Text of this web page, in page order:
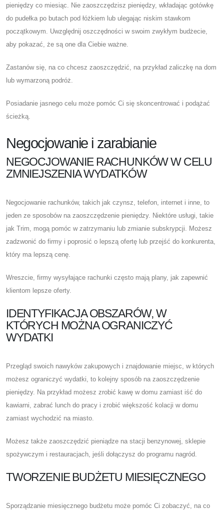
pieniędzy co miesiąc. Nie zaoszczędzisz pieniędzy, wkładając gotówkę
do pudełka po butach pod łóżkiem lub ulegając niskim stawkom
początkowym. Uwzględnij oszczędności w swoim zwykłym budżecie,
aby pokazać, że są one dla Ciebie ważne.
Zastanów się, na co chcesz zaoszczędzić, na przykład zaliczkę na dom
lub wymarzoną podróż.
Posiadanie jasnego celu może pomóc Ci się skoncentrować i podążać
ścieżką.
Negocjowanie i zarabianie
NEGOCJOWANIE RACHUNKÓW W CELU
ZMNIEJSZENIA WYDATKÓW
Negocjowanie rachunków, takich jak czynsz, telefon, internet i inne, to
jeden ze sposobów na zaoszczędzenie pieniędzy. Niektóre usługi, takie
jak Trim, mogą pomóc w zatrzymaniu lub zmianie subskrypcji. Możesz
zadzwonić do firmy i poprosić o lepszą ofertę lub przejść do konkurenta,
który ma lepszą cenę.
Wreszcie, firmy wysyłające rachunki często mają plany, jak zapewnić
klientom lepsze oferty.
IDENTYFIKACJA OBSZARÓW, W
KTÓRYCH MOŻNA OGRANICZYĆ
WYDATKI
Przegląd swoich nawyków zakupowych i znajdowanie miejsc, w których
możesz ograniczyć wydatki, to kolejny sposób na zaoszczędzenie
pieniędzy. Na przykład możesz zrobić kawę w domu zamiast iść do
kawiarni, zabrać lunch do pracy i zrobić większość kolacji w domu
zamiast wychodzić na miasto.
Możesz także zaoszczędzić pieniądze na stacji benzynowej, sklepie
spożywczym i restauracjach, jeśli dołączysz do programu nagród.
TWORZENIE BUDŻETU MIESIĘCZNEGO
Sporządzanie miesięcznego budżetu może pomóc Ci zobaczyć, na co